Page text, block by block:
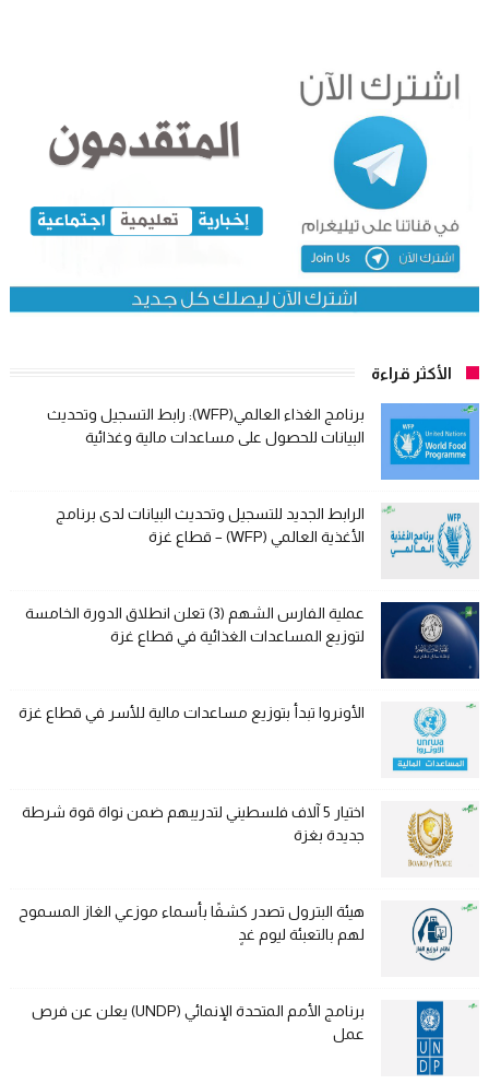
الأكثر قراءة
برنامج الغذاء العالمي(WFP): رابط التسجيل وتحديث
البيانات للحصول على مساعدات مالية وغذائية
الرابط الجديد للتسجيل وتحديث البيانات لدى برنامج
الأغذية العالمي (WFP) – قطاع غزة
عملية الفارس الشهم (3) تعلن انطلاق الدورة الخامسة
لتوزيع المساعدات الغذائية في قطاع غزة
الأونروا تبدأ بتوزيع مساعدات مالية للأسر في قطاع غزة
اختيار 5 آلاف فلسطيني لتدريبهم ضمن نواة قوة شرطة
جديدة بغزة
هيئة البترول تصدر كشفًا بأسماء موزعي الغاز المسموح
لهم بالتعبئة ليوم غدٍ
برنامج الأمم المتحدة الإنمائي (UNDP) يعلن عن فرص
عمل